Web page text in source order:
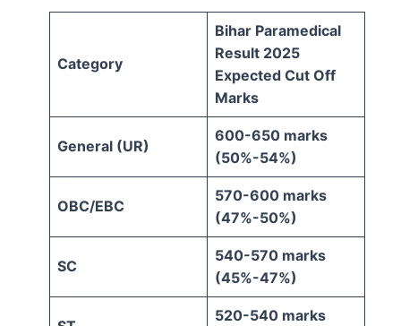
Category
Bihar Paramedical
Result 2025
Expected Cut Off
Marks
General (UR)
600-650 marks
(50%-54%)
OBC/EBC
570-600 marks
(47%-50%)
SC
540-570 marks
(45%-47%)
520-540 marks